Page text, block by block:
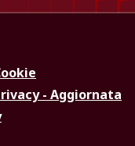
- Aggiornata